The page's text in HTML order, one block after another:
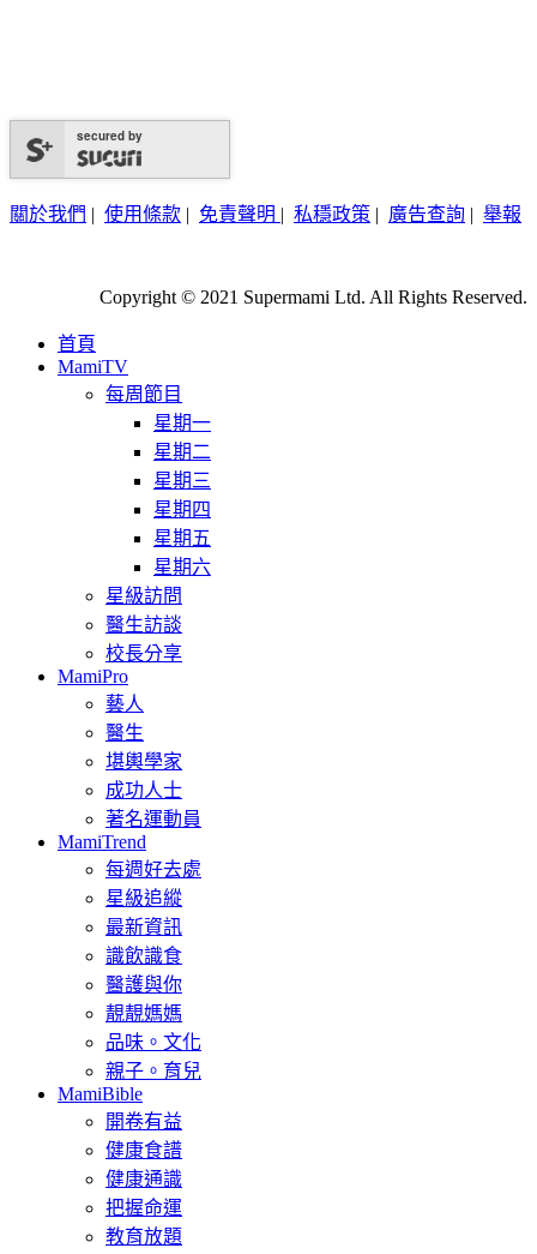
secured by
關於我們 | 使用條款 | 免責聲明 | 私穩政策 | 廣告查詢 | 舉報
Copyright © 2021 Supermami Ltd. All Rights Reserved.
首頁
MamiTV
每周節目
星期一
星期二
星期三
星期四
星期五
星期六
星級訪問
醫生訪談
校長分享
MamiPro
藝人
醫生
堪輿學家
成功人士
著名運動員
MamiTrend
每週好去處
星級追縱
最新資訊
識飲識食
醫護與你
靚靚媽媽
品味。文化
親子。育兒
MamiBible
開卷有益
健康食譜
健康通識
把握命運
教育放題